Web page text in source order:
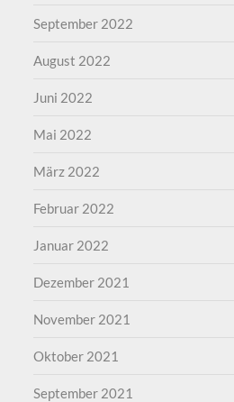
September 2022
August 2022
Juni 2022
Mai 2022
März 2022
Februar 2022
Januar 2022
Dezember 2021
November 2021
Oktober 2021
September 2021